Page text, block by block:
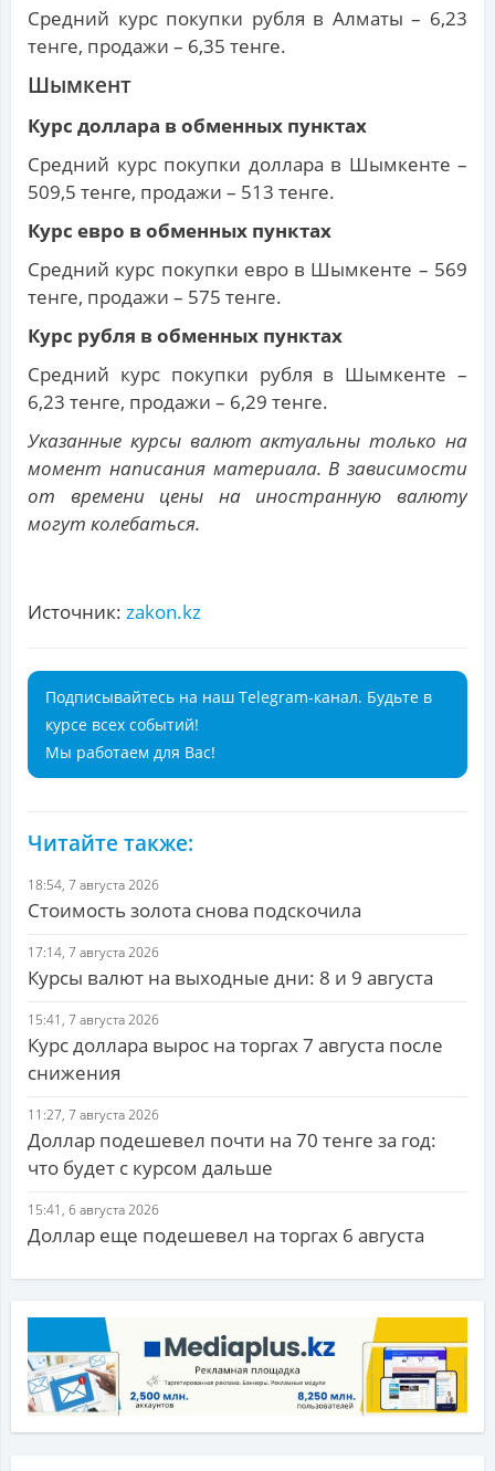
Средний курс покупки рубля в Алматы – 6,23
тенге, продажи – 6,35 тенге.
Шымкент
Курс доллара в обменных пунктах
Средний курс покупки доллара в Шымкенте –
509,5 тенге, продажи – 513 тенге.
Курс евро в обменных пунктах
Средний курс покупки евро в Шымкенте – 569
тенге, продажи – 575 тенге.
Курс рубля в обменных пунктах
Средний курс покупки рубля в Шымкенте –
6,23 тенге, продажи – 6,29 тенге.
Указанные курсы валют актуальны только на
момент написания материала. В зависимости
от времени цены на иностранную валюту
могут колебаться.
Источник: zakon.kz
Подписывайтесь на наш Telegram-канал. Будьте в
курсе всех событий!
Мы работаем для Вас!
Читайте также:
18:54, 7 августа 2026
Стоимость золота снова подскочила
17:14, 7 августа 2026
Курсы валют на выходные дни: 8 и 9 августа
15:41, 7 августа 2026
Курс доллара вырос на торгах 7 августа после
снижения
11:27, 7 августа 2026
Доллар подешевел почти на 70 тенге за год:
что будет с курсом дальше
15:41, 6 августа 2026
Доллар еще подешевел на торгах 6 августа